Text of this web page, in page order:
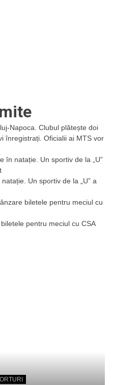
Napoca. Clubul plătește doi
înregistrați. Oficialii ai MTS vor
în natație. Un sportiv de la „U”
Un sportiv de la „U” a
biletele pentru meciul cu
biletele pentru meciul cu CSA